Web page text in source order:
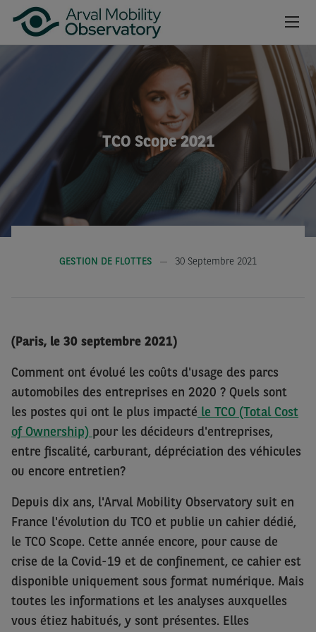
Aller au contenu principal
TCO Scope 2021
GESTION DE FLOTTES 30 Septembre 2021
(Paris, le 30 septembre 2021)
Comment ont évolué les coûts d'usage des parcs
automobiles des entreprises en 2020 ? Quels sont
les postes qui ont le plus impacté le TCO (Total Cost
of Ownership) pour les décideurs d'entreprises,
entre fiscalité, carburant, dépréciation des véhicules
ou encore entretien?
Depuis dix ans, l'Arval Mobility Observatory suit en
France l'évolution du TCO et publie un cahier dédié,
le TCO Scope. Cette année encore, pour cause de
crise de la Covid-19 et de confinement, ce cahier est
disponible uniquement sous format numérique. Mais
toutes les informations et les analyses auxquelles
vous étiez habitués, y sont présentes. Elles
BAROMÈTRES
VIDÉOS
INSCRIPTION NEWSLETTER